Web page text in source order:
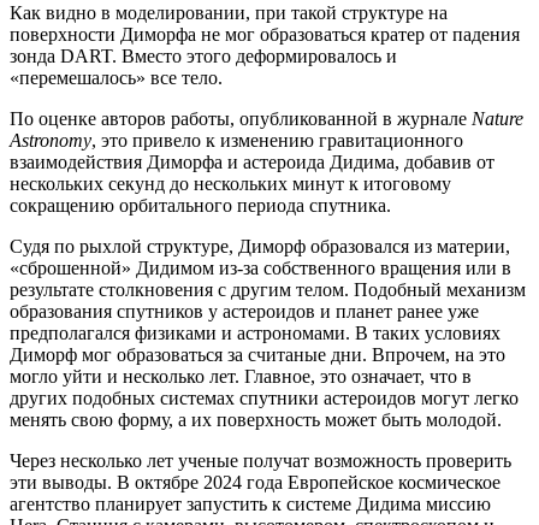
Как видно в моделировании, при такой структуре на
поверхности Диморфа не мог образоваться кратер от падения
зонда DART. Вместо этого деформировалось и
«перемешалось» все тело.
По оценке авторов работы, опубликованной в журнале Nature
Astronomy, это привело к изменению гравитационного
взаимодействия Диморфа и астероида Дидима, добавив от
нескольких секунд до нескольких минут к итоговому
сокращению орбитального периода спутника.
Судя по рыхлой структуре, Диморф образовался из материи,
«сброшенной» Дидимом из-за собственного вращения или в
результате столкновения с другим телом. Подобный механизм
образования спутников у астероидов и планет ранее уже
предполагался физиками и астрономами. В таких условиях
Диморф мог образоваться за считаные дни. Впрочем, на это
могло уйти и несколько лет. Главное, это означает, что в
других подобных системах спутники астероидов могут легко
менять свою форму, а их поверхность может быть молодой.
Через несколько лет ученые получат возможность проверить
эти выводы. В октябре 2024 года Европейское космическое
агентство планирует запустить к системе Дидима миссию